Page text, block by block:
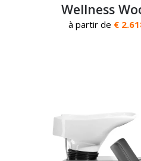
Wellness
à partir de €